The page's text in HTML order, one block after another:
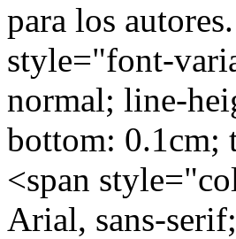
para los
style="font-
normal; line-
bottom: 0.1cm;
<span
Arial, sans-